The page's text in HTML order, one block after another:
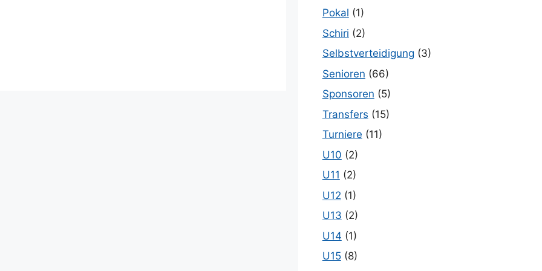
Pokal (1)
Schiri (2)
Selbstverteidigung (3)
Senioren (66)
Sponsoren (5)
Transfers (15)
Turniere (11)
U10 (2)
U11 (2)
U12 (1)
U13 (2)
U14 (1)
U15(8)